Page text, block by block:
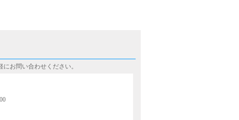
お問い合わせください。